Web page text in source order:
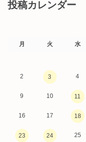
投稿カレンダー
月 火 水
2 3 4
9 10 11
16 17 18
23 24 25